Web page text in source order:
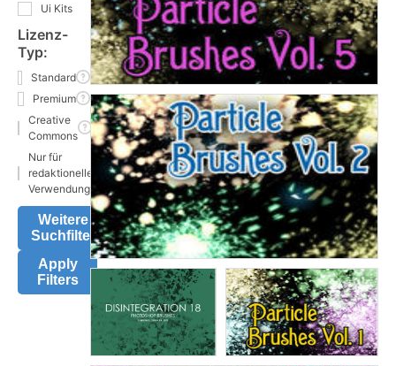
Ui Kits
Lizenz-
Typ:
Standard
Premium
Creative
Commons
Nur für
redaktionelle
Verwendung
Weitere
Suchfilter
Apply
Filters